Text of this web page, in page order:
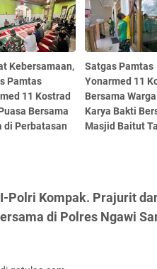
Kebersamaan,
Pamtas
11 Kostrad
Bersama
di Perbatasan
Satgas Pamtas
Yonarmed 11
Bersama
Karya Bakti
Masjid Baitut
Polri Kompak. Prajurit
di Polres Ngawi